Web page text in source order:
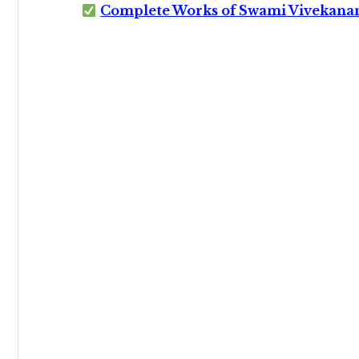
Complete Works of Swami